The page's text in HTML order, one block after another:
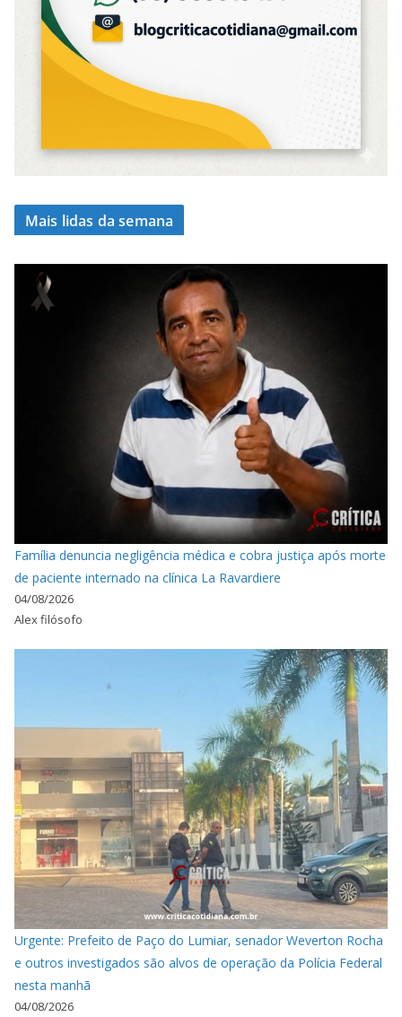
Mais lidas da semana
Família denuncia negligência médica e cobra justiça após morte
de paciente internado na clínica La Ravardiere
04/08/2026
Alex filósofo
Urgente: Prefeito de Paço do Lumiar, senador Weverton Rocha
e outros investigados são alvos de operação da Polícia Federal
nesta manhã
04/08/2026